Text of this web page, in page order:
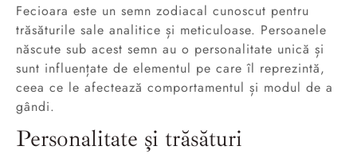
Fecioara este un semn zodiacal cunoscut pentru
trăsăturile sale analitice și meticuloase. Persoanele
născute sub acest semn au o personalitate unică și
sunt influențate de elementul pe care îl reprezintă,
ceea ce le afectează comportamentul și modul de a
gândi.
Personalitate și trăsături